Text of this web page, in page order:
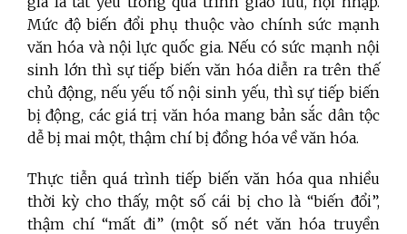
Mức độ biến đổi phụ thuộc vào chính sức mạnh
văn hóa và nội lực quốc gia. Nếu có sức mạnh nội
sinh lớn thì sự tiếp biến văn hóa diễn ra trên thế
chủ động, nếu yếu tố nội sinh yếu, thì sự tiếp biến
bị động, các giá trị văn hóa mang bản sắc dân tộc
dễ bị mai một, thậm chí bị đồng hóa về văn hóa.
Thực tiễn quá trình tiếp biến văn hóa qua nhiều
thời kỳ cho thấy, một số cái bị cho là “biến đổi”,
thậm chí “mất đi” (một số nét văn hóa truyền